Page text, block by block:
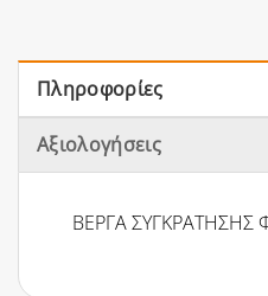
Πληροφορίες
Αξιολογήσεις
ΒΕΡΓΑ ΣΥΓΚΡΑΤΗΣΗΣ